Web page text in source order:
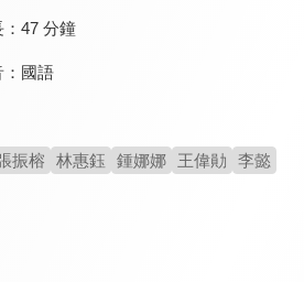
更新至第
47 分鐘
國語
振榕 林惠鈺 鍾娜娜 王偉勛 李懿